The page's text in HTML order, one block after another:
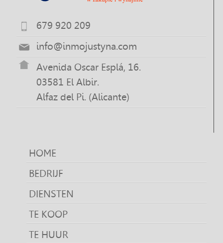
679 920 209
info@inmojustyna.com
Avenida Oscar Esplá, 16.
03581 El Albir.
Alfaz del Pi. (Alicante)
HOME
BEDRIJF
DIENSTEN
TE KOOP
TE HUUR